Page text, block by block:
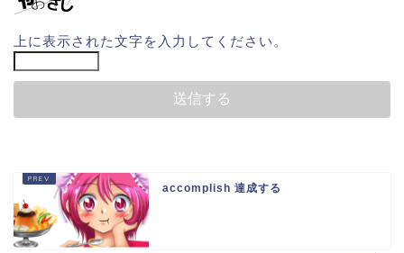
上に表示された文字を入力してください。
accomplish 達成する